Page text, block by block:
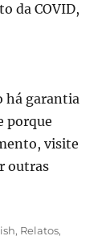
da COVID,
há garantia
porque
visite
outras
, Relatos,